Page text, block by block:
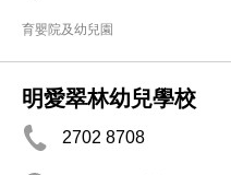
育嬰院及幼兒園
明愛翠林幼兒學校
2702 8708